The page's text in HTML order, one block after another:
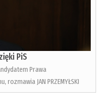
PiS
Prawa
rozmawia JAN PRZEMYŁSKI